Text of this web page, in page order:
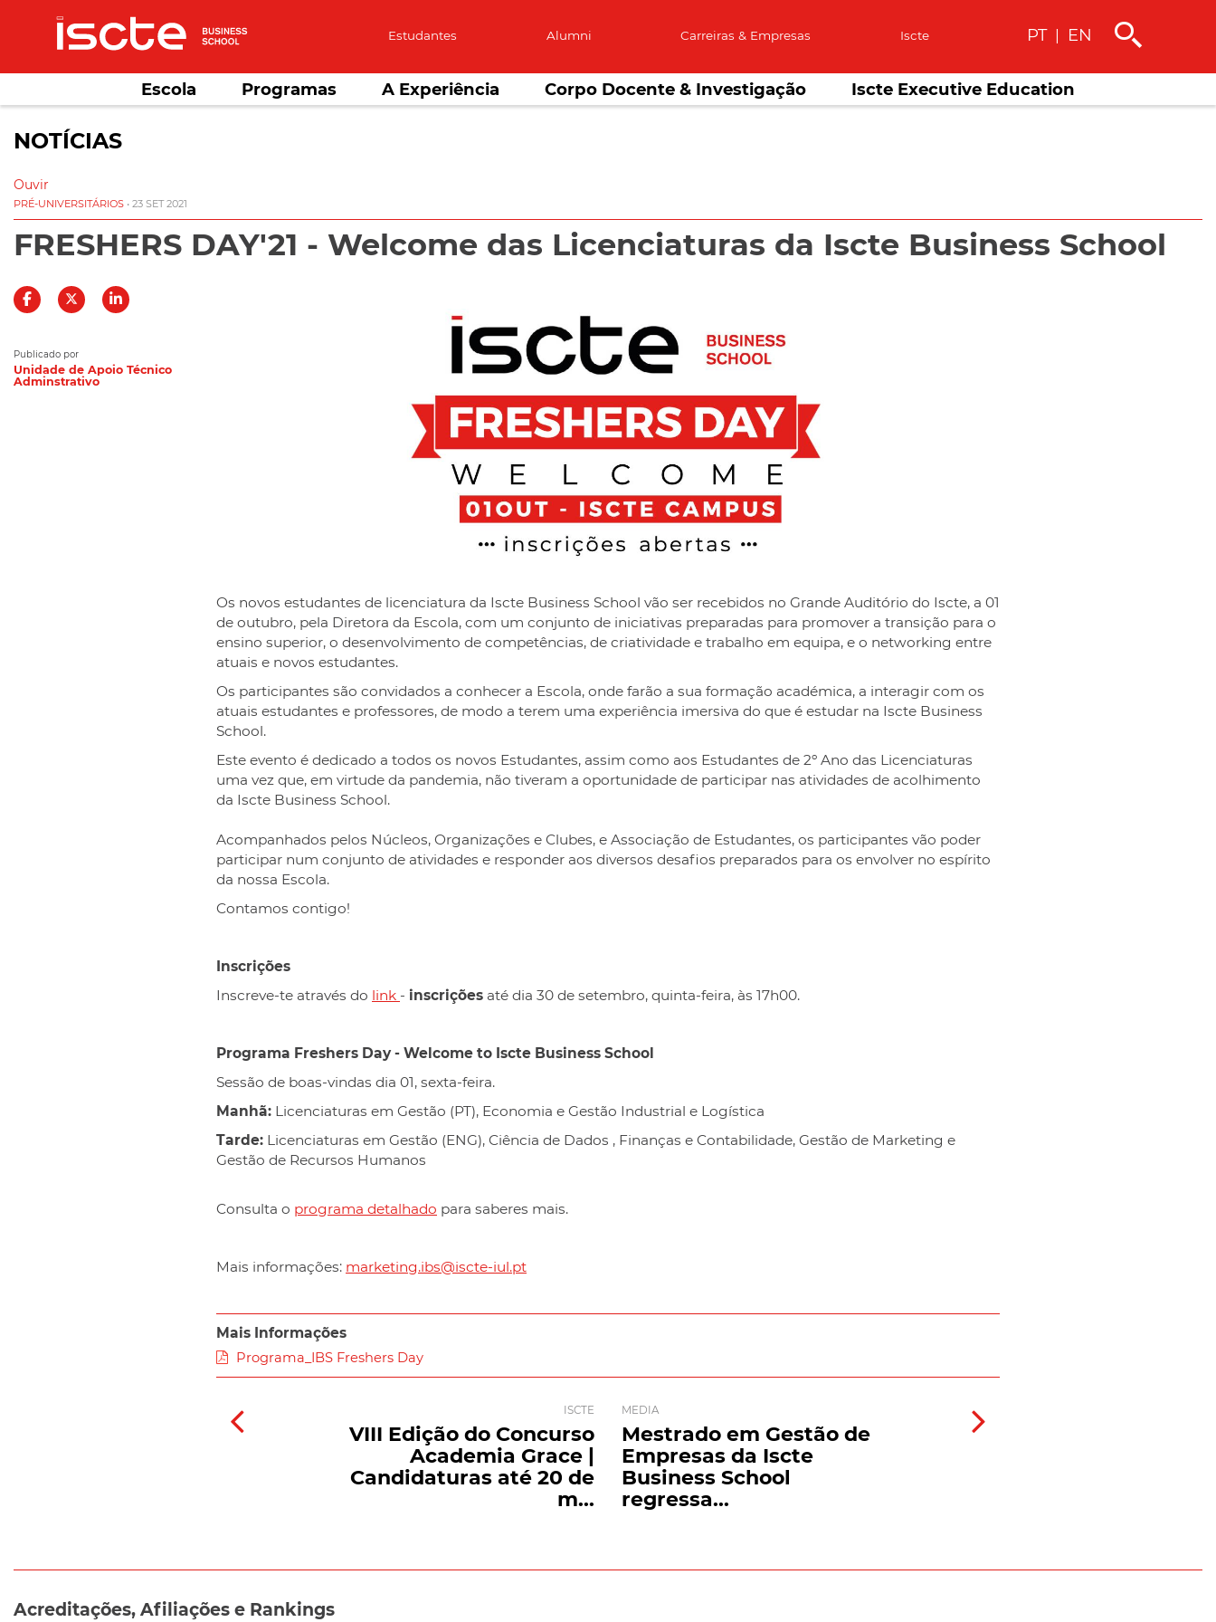
Estudantes Alumni Carreiras & Empresas Iscte PT | EN
Escola Programas A Experiência Corpo Docente & Investigação Iscte Executive Education
NOTÍCIAS
Ouvir
PRÉ-UNIVERSITÁRIOS • 23 SET 2021
FRESHERS DAY'21 - Welcome das Licenciaturas da Iscte Business School
Publicado por
Unidade de Apoio Técnico
Adminstrativo
Os novos estudantes de licenciatura da Iscte Business School vão ser recebidos no Grande Auditório do Iscte, a 01
de outubro, pela Diretora da Escola, com um conjunto de iniciativas preparadas para promover a transição para o
ensino superior, o desenvolvimento de competências, de criatividade e trabalho em equipa, e o networking entre
atuais e novos estudantes.
Os participantes são convidados a conhecer a Escola, onde farão a sua formação académica, a interagir com os
atuais estudantes e professores, de modo a terem uma experiência imersiva do que é estudar na Iscte Business
School.
Este evento é dedicado a todos os novos Estudantes, assim como aos Estudantes de 2º Ano das Licenciaturas
uma vez que, em virtude da pandemia, não tiveram a oportunidade de participar nas atividades de acolhimento
da Iscte Business School.
Acompanhados pelos Núcleos, Organizações e Clubes, e Associação de Estudantes, os participantes vão poder
participar num conjunto de atividades e responder aos diversos desafios preparados para os envolver no espírito
da nossa Escola.
Contamos contigo!
Inscrições
Inscreve-te através do link - inscrições até dia 30 de setembro, quinta-feira, às 17h00.
Programa Freshers Day - Welcome to Iscte Business School
Sessão de boas-vindas dia 01, sexta-feira.
Manhã: Licenciaturas em Gestão (PT), Economia e Gestão Industrial e Logística
Tarde: Licenciaturas em Gestão (ENG), Ciência de Dados , Finanças e Contabilidade, Gestão de Marketing e
Gestão de Recursos Humanos
Consulta o programa detalhado para saberes mais.
Mais informações: marketing.ibs@iscte-iul.pt
Mais Informações
Programa_IBS Freshers Day
ISCTE
VIII Edição do Concurso
Academia Grace |
Candidaturas até 20 de
m...
MEDIA
Mestrado em Gestão de
Empresas da Iscte
Business School
regressa...
Acreditações, Afiliações e Rankings